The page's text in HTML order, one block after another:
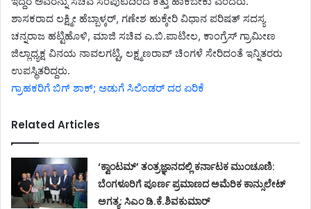
ಶಾಸಕರಾದ ಲಕ್ಷ್ಮೀ ಹೆಬ್ಬಾಳ್ಕರ್, ಗಣೇಶ ಹುಕ್ಕೇರಿ ವಿಧಾನ ಪರಿಷತ್ ಸದಸ್ಯ
ಚನ್ನರಾಜ ಹಟ್ಟಿಹೊಳಿ, ಮಾಜಿ ಸಚಿವ ಎ.ಬಿ.ಪಾಟೀಲ, ಕಾಂಗ್ರೆಸ್ ಗ್ರಾಮೀಣ
ಜಿಲ್ಲಾಧ್ಯಕ್ಷ ವಿನಯ ನಾವಲಗಟ್ಟಿ, ಲಕ್ಷ್ಮಣರಾವ್ ಚಿಂಗಳೆ ಸೇರಿದಂತೆ ಇನ್ನಿತರರು
ಉಪಸ್ಥಿತರಿದ್ದರು.
ಗ್ರಾಹಕರಿಗೆ ಬಿಗ್ ಶಾಕ್; ಅಡುಗೆ ಸಿಲಿಂಡರ್ ದರ ಏರಿಕೆ
Related Articles
‘ಕ್ವಾಂಟಮ್’ ತಂತ್ರಜ್ಞಾನದಲ್ಲಿ ಕರ್ನಾಟಕ ಮುಂಚೂಣಿ:
ಬೆಂಗಳೂರಿಗೆ ಪೂರ್ಣ ಪ್ರಮಾಣದ ಅಮೆರಿಕ ಕಾನ್ಸುಲೇಟ್
ಅಗತ್ಯ: ಸಿಎಂ ಡಿ.ಕೆ.ಶಿವಕುಮಾರ್